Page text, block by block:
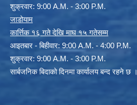
शुक्रवार: 9:00 A.M. - 3:00 P.M.
जाडोयाम
कार्त्तिक १६ गते देखि माघ १५ गतेसम्म
आइतबार - बिहीवार: 9:00 A.M. - 4:00 P.M.
शुक्रवार: 9:00 A.M. - 3:00 P.M.
सार्बजनिक बिदाको दिनमा कार्यालय बन्द रहने छ ।